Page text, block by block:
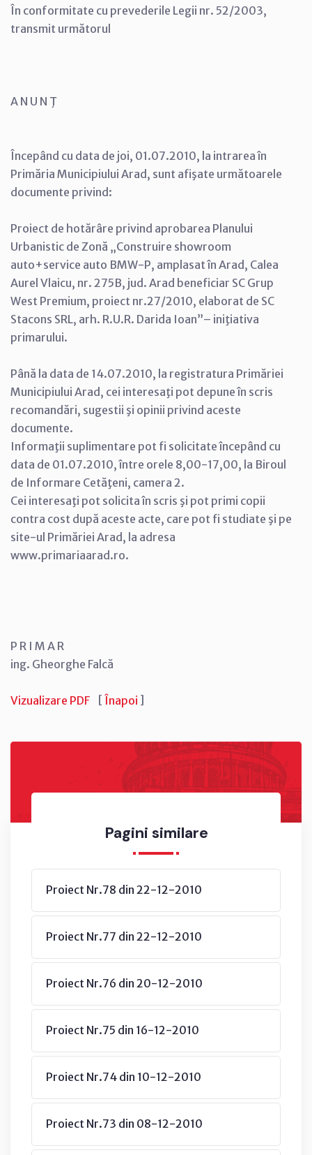
Pagini similare
Proiect Nr.78 din 22-12-2010
Proiect Nr.77 din 22-12-2010
Proiect Nr.76 din 20-12-2010
Proiect Nr.75 din 16-12-2010
Proiect Nr.74 din 10-12-2010
Proiect Nr.73 din 08-12-2010
În conformitate cu prevederile Legii nr. 52/2003,
transmit următorul
A N U N Ţ
Începând cu data de joi, 01.07.2010, la intrarea în
Primăria Municipiului Arad, sunt afişate următoarele
documente privind:
Proiect de hotărâre privind aprobarea Planului
Urbanistic de Zonă „Construire showroom
auto+service auto BMW-P, amplasat în Arad, Calea
Aurel Vlaicu, nr. 275B, jud. Arad beneficiar SC Grup
West Premium, proiect nr.27/2010, elaborat de SC
Stacons SRL, arh. R.U.R. Darida Ioan”– iniţiativa
primarului.
Până la data de 14.07.2010, la registratura Primăriei
Municipiului Arad, cei interesaţi pot depune în scris
recomandări, sugestii şi opinii privind aceste
documente.
Informaţii suplimentare pot fi solicitate începând cu
data de 01.07.2010, între orele 8,00-17,00, la Biroul
de Informare Cetăţeni, camera 2.
Cei interesaţi pot solicita în scris şi pot primi copii
contra cost după aceste acte, care pot fi studiate şi pe
site-ul Primăriei Arad, la adresa
www.primariaarad.ro.
P R I M A R
ing. Gheorghe Falcă
Vizualizare PDF [ Înapoi ]